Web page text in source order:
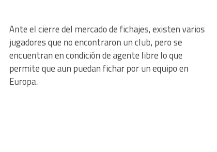
Ante el cierre del mercado de fichajes, existen varios
jugadores que no encontraron un club, pero se
encuentran en condición de agente libre lo que
permite que aun puedan fichar por un equipo en
Europa.